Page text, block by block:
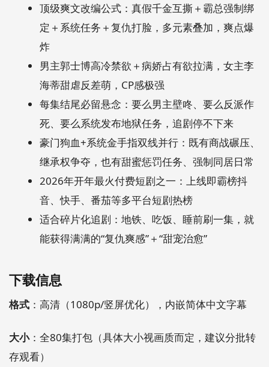
顶级爽文改编公式：真假千金互撕＋霸总强制绑
定＋系统任务＋复仇打脸，多元素叠加，爽点爆
炸
男主郭士博高冷禁欲＋病娇占有欲拉满，女主李
海蒂甜虐反差萌，CP感极强
每集结尾必留悬念：要么男主壁咚、要么反派作
死、要么系统发布地狱任务，追剧停不下来
豪门狗血+系统金手指双线并行：既有商战碾压、
继承权争夺，也有甜蜜惩罚任务、强制同居日常
2026年开年最火付费短剧之一：上线即霸榜抖
音、快手、番茄等多平台短剧热榜
适合碎片化追剧：地铁、吃饭、睡前刷一集，就
能获得满满的“复仇爽感”＋“甜宠治愈”
下载信息
格式 ：高清（1080p/竖屏优化），内嵌简体中文字幕
大小：全80集打包（具体大小视画质而定，建议分批转
存观看）